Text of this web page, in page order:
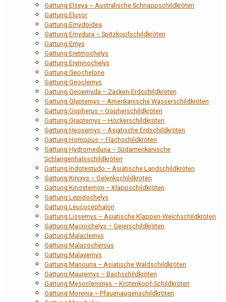
Gattung Elseya – Australische Schnappschildkröten
Gattung Elusor
Gattung Emydoidea
Gattung Emydura – Spitzkopfschildkröten
Gattung Emys
Gattung Eretmochelys
Gattung Erymnochelys
Gattung Geochelone
Gattung Geoclemys
Gattung Geoemyda – Zacken-Erdschildkröten
Gattung Glyptemys – Amerikanische Wasserschildkröten
Gattung Gopherus – Gopherschildkröten
Gattung Graptemys – Höckerschildkröten
Gattung Heosemys – Asiatische Erdschildkröten
Gattung Homopus – Flachschildkröten
Gattung Hydromedusa – Südamerikanische
Schlangenhalsschildkröten
Gattung Indotestudo – Asiatische Landschildkröten
Gattung Kinixys – Gelenkschildkröten
Gattung Kinosternon – Klappschildkröten
Gattung Lepidochelys
Gattung Leucocephalon
Gattung Lissemys – Asiatische Klappen-Weichschildkröten
Gattung Macrochelys – Geierschildkröten
Gattung Malaclemys
Gattung Malacochersus
Gattung Malayemys
Gattung Manouria – Asiatische Waldschildkröten
Gattung Mauremys – Bachschildkröten
Gattung Mesoclemmys – Krötenkopf-Schildkröten
Gattung Morenia – Pfauenaugenschildkröten